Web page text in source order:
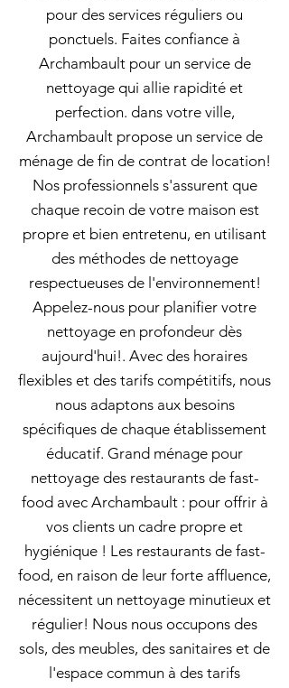
pour des services réguliers ou
ponctuels. Faites confiance à
Archambault pour un service de
nettoyage qui allie rapidité et
perfection. dans votre ville,
Archambault propose un service de
ménage de fin de contrat de location!
Nos professionnels s'assurent que
chaque recoin de votre maison est
propre et bien entretenu, en utilisant
des méthodes de nettoyage
respectueuses de l'environnement!
Appelez-nous pour planifier votre
nettoyage en profondeur dès
aujourd'hui!. Avec des horaires
flexibles et des tarifs compétitifs, nous
nous adaptons aux besoins
spécifiques de chaque établissement
éducatif. Grand ménage pour
nettoyage des restaurants de fast-
food avec Archambault : pour offrir à
vos clients un cadre propre et
hygiénique ! Les restaurants de fast-
food, en raison de leur forte affluence,
nécessitent un nettoyage minutieux et
régulier! Nous nous occupons des
sols, des meubles, des sanitaires et de
l'espace commun à des tarifs